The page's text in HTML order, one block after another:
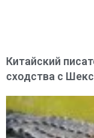
Китайский
сходства с